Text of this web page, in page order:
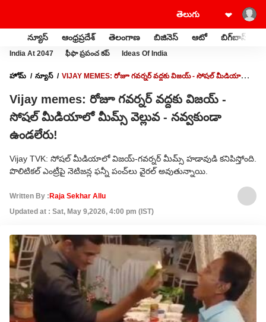
న్యూస్ ఆంధ్రప్రదేశ్ తెలంగాణ బిజినెస్ ఆటో బిగ్‌బాస్
India At 2047 ఫీఫా ప్రపంచ కప్ Ideas Of India
హోమ్ న్యూస్
VIJAY MEMES: రోజూ గవర్నర్ వద్దకు విజయ్ - సోషల్ మీడియాలో
Vijay memes: రోజూ గవర్నర్ వద్దకు విజయ్ -
సోషల్ మీడియాలో మీమ్స్ వెల్లువ - నవ్వకుండా
ఉండలేరు!
Vijay TVK: సోషల్ మీడియాలో విజయ్-గవర్నర్ మీమ్స్ హడావుడి కనిపిస్తోంది.
పొలిటికల్ ఎంట్రీపై నెటిజన్ల ఫన్నీ పంచ్‌లు వైరల్ అవుతున్నాయి.
Written By : Raja Sekhar Allu
Updated at : Sat, May 9,2026, 4:00 pm (IST)